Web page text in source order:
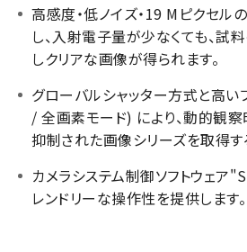
高感度・低ノイズ・19 Mピクセル
し、入射電子量が少なくても、試
しクリアな画像が得られます。
グローバルシャッター方式と高い
/ 全画素モード) により、動的観察
抑制された画像シリーズを取得す
カメラシステム制御ソフトウェア
レンドリーな操作性を提供します。